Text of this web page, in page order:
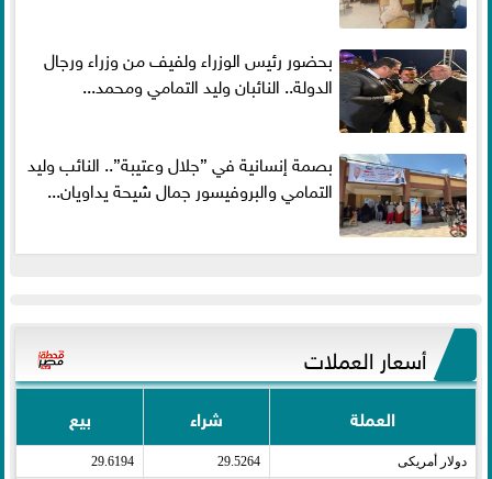
بحضور رئيس الوزراء ولفيف من وزراء ورجال
الدولة.. النائبان وليد التمامي ومحمد...
بصمة إنسانية في ”جلال وعتيبة”.. النائب وليد
التمامي والبروفيسور جمال شيحة يداويان...
أسعار العملات
العملة شراء بيع
دولار أمريكى​ 29.5264
29.6194